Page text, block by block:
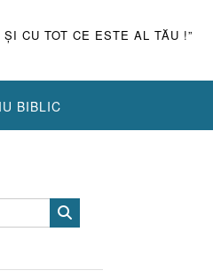
CU TOT CE ESTE AL TĂU !”
BIBLIC